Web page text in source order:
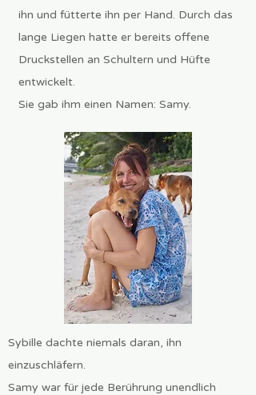
ihn und fütterte ihn per Hand. Durch das
lange Liegen hatte er bereits offene
Druckstellen an Schultern und Hüfte
entwickelt.
Sie gab ihm einen Namen: Samy.
Sybille dachte niemals daran, ihn
einzuschläfern.
Samy war für jede Berührung unendlich